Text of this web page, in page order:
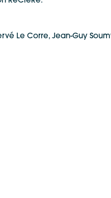
Le Corre, Jean-Guy